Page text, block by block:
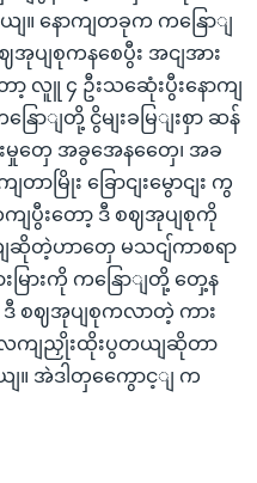
။ နောကျတခုက ကနြောျ
ျစုကနစေပွီး အငျအား
ာ့ လူူ ၄ ဦးသဆေုံးပွီးနောကျ
ောျတို့ ငွိမျးခမြျးစှာ ဆန်
မှုတှေ အခွအေနတှေေ၊ အခ
ြိုး ခြောငျးမွောငျး ကွ
ျပွီးတော့ ဒီ စဈအုပျစုကို
ျဆိုတဲ့ဟာတှေ မသငျ်ကာစရာ
ြားကို ကနြောျတို့ တှေ့န
ဒီ စဈအုပျစုကလာတဲ့ ကား
လကျညှိုးထိုးပွတယျဆိုတာ
။ အဲဒါတှကွေောင့ျ က